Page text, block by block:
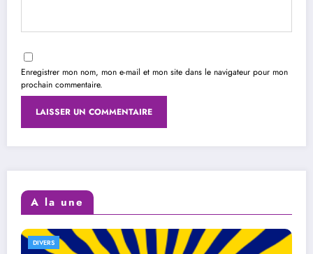
Enregistrer mon nom, mon e-mail et mon site dans le navigateur pour mon
prochain commentaire.
A la une
DIVERS